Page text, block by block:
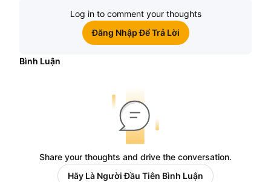
Log in to comment your thoughts
Đăng Nhập Để Trả Lời
Bình Luận
Share your thoughts and drive the conversation.
Hãy Là Người Đầu Tiên Bình Luận